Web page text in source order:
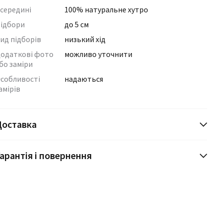
100% натуральне хутро
до 5 см
підборів
низький хід
фото
заміри
можливо уточнити
надаються
і повернення